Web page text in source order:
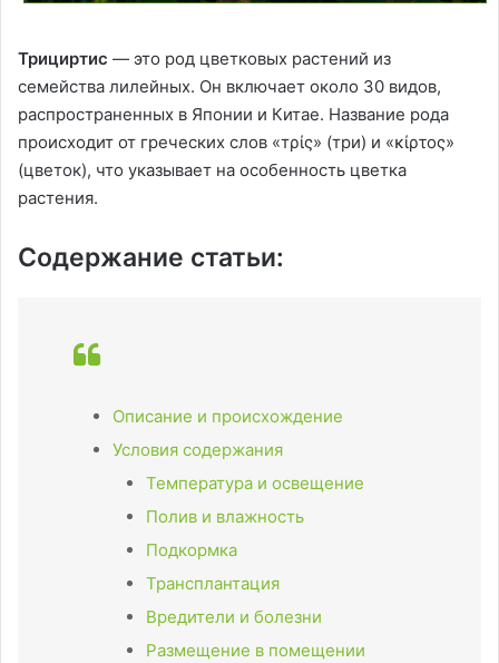
Трициртис — это род цветковых растений из
семейства лилейных. Он включает около 30 видов,
распространенных в Японии и Китае. Название рода
происходит от греческих слов «тρίς» (три) и «κίρτος»
(цветок), что указывает на особенность цветка
растения.
Содержание статьи:
Описание и происхождение
Условия содержания
Температура и освещение
Полив и влажность
Подкормка
Трансплантация
Вредители и болезни
Размещение в помещении